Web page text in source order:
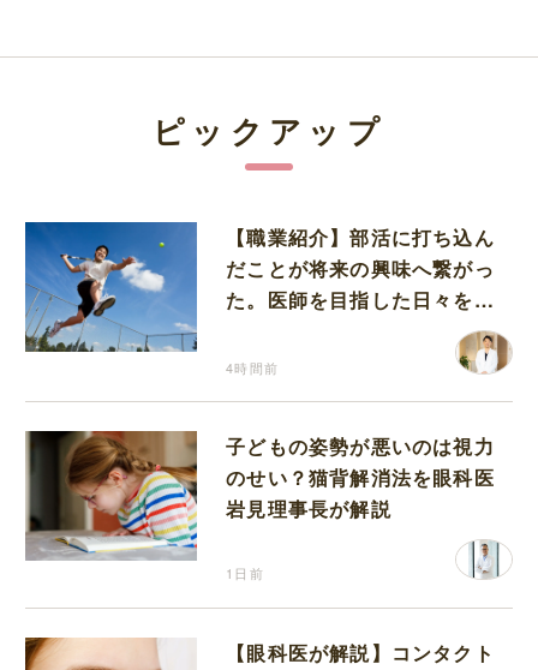
ピックアップ
【職業紹介】部活に打ち込ん
だことが将来の興味へ繋がっ
た。医師を目指した日々を振
4時間前
子どもの姿勢が悪いのは視力
のせい？猫背解消法を眼科医
岩見理事長が解説
1日前
【眼科医が解説】コンタクト